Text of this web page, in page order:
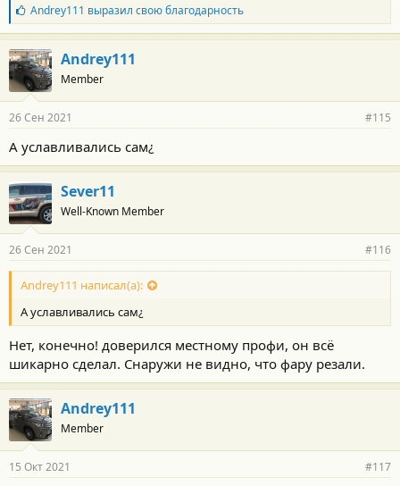
Б
л
а
г
о
д
а
н
с
т
и
:
Andrey111 выразил свою благодарность
Andrey111
Member
26 Сен 2021 #115
А уславливались сам¿
Sever11
Well-Known Member
26 Сен 2021 #116
Andrey111 написал(а):
А уславливались сам¿
Нет, конечно! доверился местному профи, он всё
шикарно сделал. Снаружи не видно, что фару резали.
Andrey111
Member
15 Окт 2021 #117